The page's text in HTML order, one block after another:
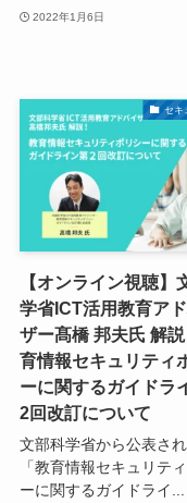
2022年1月6日
セキ
【オンライン視聴】
学省ICT活用教育ア
ザー髙橋 邦夫氏 解
育情報セキュリティ
ーに関するガイドラ
2回改訂について
文部科学省から公表さ
「教育情報セキュリテ
ーに関するガイドライ...